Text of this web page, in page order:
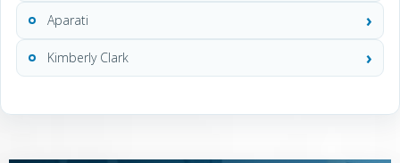
Aparati
Kimberly Clark